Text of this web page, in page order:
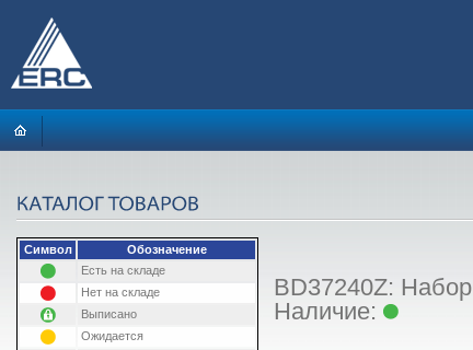
Символ
Обозначение
Есть на складе
Нет на складе
Выписано
Ожидается
BD37240Z:
Наличие: